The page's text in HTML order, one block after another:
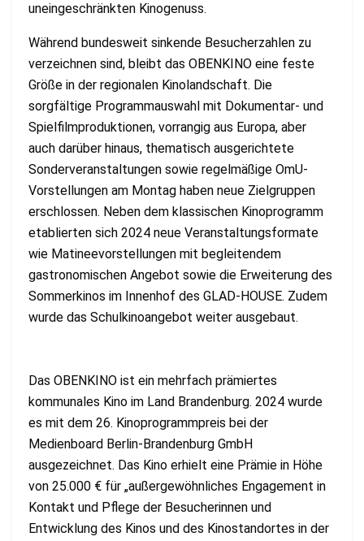
uneingeschränkten Kinogenuss.
Während bundesweit sinkende Besucherzahlen zu
verzeichnen sind, bleibt das OBENKINO eine feste
Größe in der regionalen Kinolandschaft. Die
sorgfältige Programmauswahl mit Dokumentar- und
Spielfilmproduktionen, vorrangig aus Europa, aber
auch darüber hinaus, thematisch ausgerichtete
Sonderveranstaltungen sowie regelmäßige OmU-
Vorstellungen am Montag haben neue Zielgruppen
erschlossen. Neben dem klassischen Kinoprogramm
etablierten sich 2024 neue Veranstaltungsformate
wie Matineevorstellungen mit begleitendem
gastronomischen Angebot sowie die Erweiterung des
Sommerkinos im Innenhof des GLAD-HOUSE. Zudem
wurde das Schulkinoangebot weiter ausgebaut.
Das OBENKINO ist ein mehrfach prämiertes
kommunales Kino im Land Brandenburg. 2024 wurde
es mit dem 26. Kinoprogrammpreis bei der
Medienboard Berlin-Brandenburg GmbH
ausgezeichnet. Das Kino erhielt eine Prämie in Höhe
von 25.000 € für „außergewöhnliches Engagement in
Kontakt und Pflege der Besucherinnen und
Entwicklung des Kinos und des Kinostandortes in der